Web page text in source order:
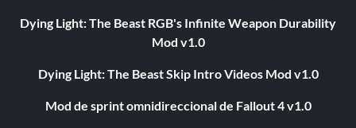
Dying Light: The Beast RGB's Infinite Weapon Durability
Mod v1.0
Dying Light: The Beast Skip Intro Videos Mod v1.0
Mod de sprint omnidireccional de Fallout 4 v1.0